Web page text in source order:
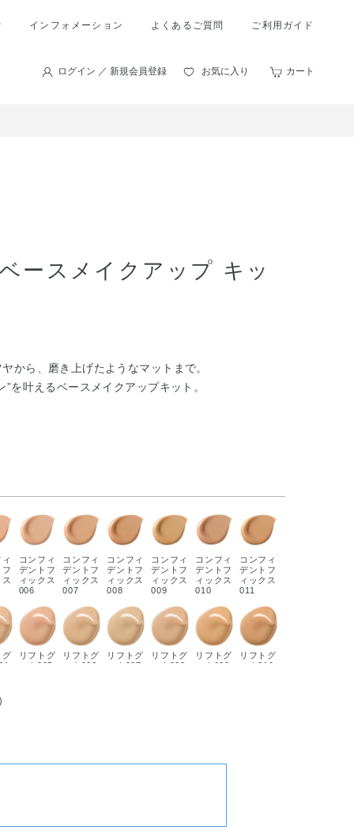
インフォメーション よくあるご質問 ご利用ガイド
ログイン ／ 新規会員登録 お気に入り カート
ースメイクアップ キッ
から、磨き上げたようなマットまで。
を叶えるベースメイクアップキット。
フ
コンフィ
デントフ
ィックス
006
コンフィ
デントフ
ィックス
007
コンフィ
デントフ
ィックス
008
コンフィ
デントフ
ィックス
009
コンフィ
デントフ
ィックス
010
コンフィ
デントフ
ィックス
011
グ
リフトグ
ロウ005
リフトグ
ロウ006
リフトグ
ロウ007
リフトグ
ロウ008
リフトグ
ロウ009
リフトグ
ロウ010